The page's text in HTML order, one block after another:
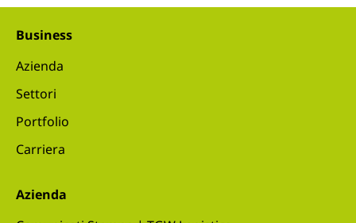
Business
Azienda
Settori
Portfolio
Carriera
Azienda